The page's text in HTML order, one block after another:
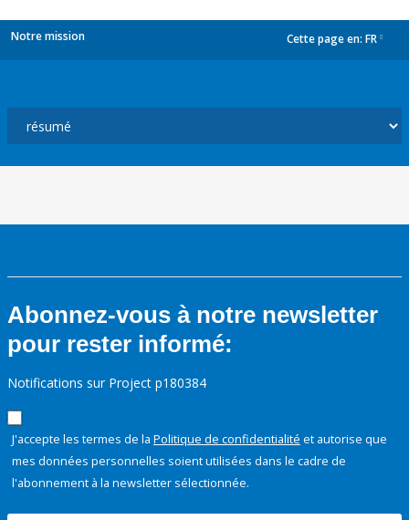
Notre mission Cette page en: FR
Abonnez-vous à notre newsletter
pour rester informé:
Notifications sur Project p180384
J'accepte les termes de la Politique de confidentialité et autorise que
mes données personnelles soient utilisées dans le cadre de
l'abonnement à la newsletter sélectionnée.